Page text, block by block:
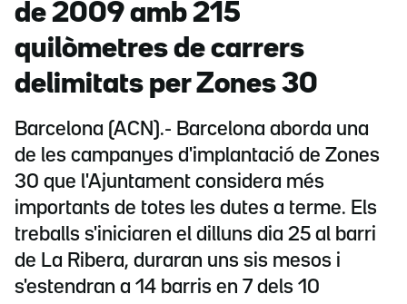
de 2009 amb 215
quilòmetres de carrers
delimitats per Zones 30
Barcelona (ACN).- Barcelona aborda una
de les campanyes d'implantació de Zones
30 que l'Ajuntament considera més
importants de totes les dutes a terme. Els
treballs s'iniciaren el dilluns dia 25 al barri
de La Ribera, duraran uns sis mesos i
s'estendran a 14 barris en 7 dels 10